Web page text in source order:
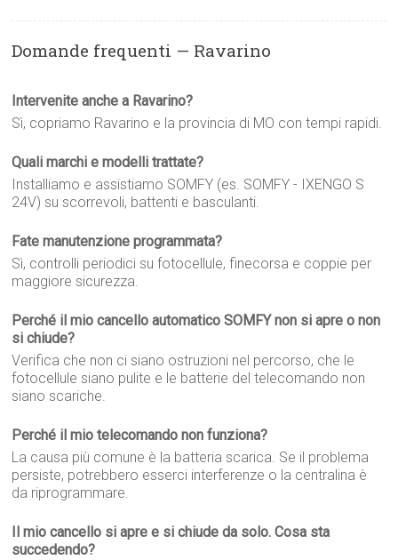
Domande frequenti — Ravarino
Intervenite anche a Ravarino?
Sì, copriamo Ravarino e la provincia di MO con tempi rapidi.
Quali marchi e modelli trattate?
Installiamo e assistiamo SOMFY (es. SOMFY - IXENGO S
24V) su scorrevoli, battenti e basculanti.
Fate manutenzione programmata?
Sì, controlli periodici su fotocellule, finecorsa e coppie per
maggiore sicurezza.
Perché il mio cancello automatico SOMFY non si apre o non
si chiude?
Verifica che non ci siano ostruzioni nel percorso, che le
fotocellule siano pulite e le batterie del telecomando non
siano scariche.
Perché il mio telecomando non funziona?
La causa più comune è la batteria scarica. Se il problema
persiste, potrebbero esserci interferenze o la centralina è
da riprogrammare.
Il mio cancello si apre e si chiude da solo. Cosa sta
succedendo?